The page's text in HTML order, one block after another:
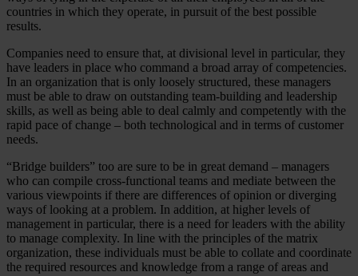
countries in which they operate, in pursuit of the best possible
results.
Companies need to ensure that, at divisional level in particular, they
have leaders in place who command a broad array of competencies.
In an organization that is only loosely structured, these managers
must be able to draw on outstanding team-building and leadership
skills, as well as being able to deal calmly and competently with the
rapid pace of change – both technological and in terms of customer
needs.
“Bridge builders” too are sure to be in great demand – managers
who can compile cross-functional teams and mediate between the
various viewpoints if there are differences of opinion or diverging
ways of looking at a problem. In addition, at higher levels of
management in particular, there is a need for leaders with the ability
to manage complexity. In line with the principles of the matrix
organization, these individuals must be able to collate and coordinate
the required resources and knowledge from a range of areas and